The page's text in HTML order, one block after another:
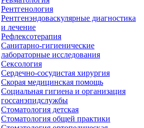
Рентгенология
Рентгенэндоваскулярные диагностика
и лечение
Рефлексотерапия
Санитарно-гигиенические
лабораторные исследования
Сексология
Сердечно-сосудистая хирургия
Скорая медицинская помощь
Социальная гигиена и организация
госсанэпидслужбы
Стоматология детская
Стоматология общей практики